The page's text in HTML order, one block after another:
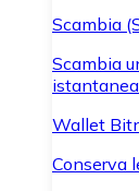
Scambia
Scambia
Wallet
Conserva